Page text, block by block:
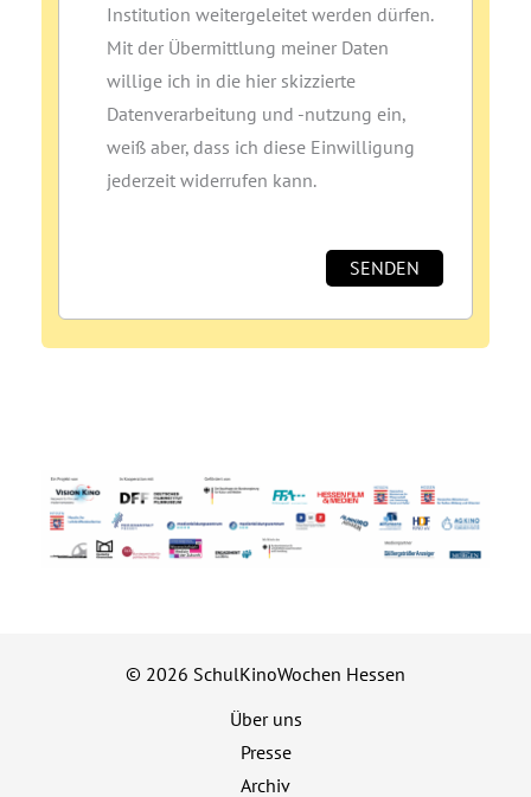
Institution weitergeleitet werden dürfen.
Mit der Übermittlung meiner Daten
willige ich in die hier skizzierte
Datenverarbeitung und ‑nutzung ein,
weiß aber, dass ich diese Einwilligung
jederzeit widerrufen kann.
© 2026 SchulKinoWochen Hessen
Über uns
Presse
Archiv